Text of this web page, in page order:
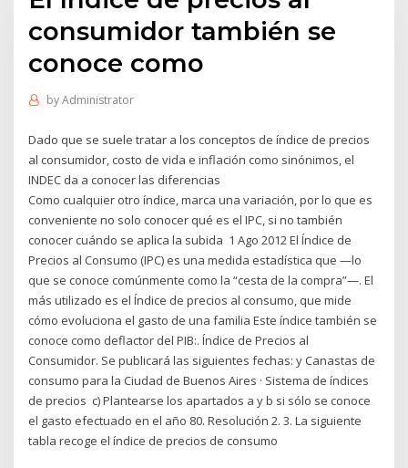
consumidor también se
conoce como
byAdministrator
Dado que se suele tratar a los conceptos de índice de precios
al consumidor, costo de vida e inflación como sinónimos, el
INDEC da a conocer las diferencias
Como cualquier otro índice, marca una variación, por lo que es
conveniente no solo conocer qué es el IPC, si no también
conocer cuándo se aplica la subida 1 Ago 2012 El Índice de
Precios al Consumo (IPC) es una medida estadística que —lo
que se conoce comúnmente como la “cesta de la compra”—. El
más utilizado es el Índice de precios al consumo, que mide
cómo evoluciona el gasto de una familia Este índice también se
conoce como deflactor del PIB:. Índice de Precios al
Consumidor. Se publicará las siguientes fechas: y Canastas de
consumo para la Ciudad de Buenos Aires · Sistema de índices
de precios c) Plantearse los apartados a y b si sólo se conoce
el gasto efectuado en el año 80. Resolución 2. 3. La siguiente
tabla recoge el índice de precios de consumo